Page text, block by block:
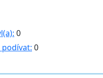
0
podívat: 0